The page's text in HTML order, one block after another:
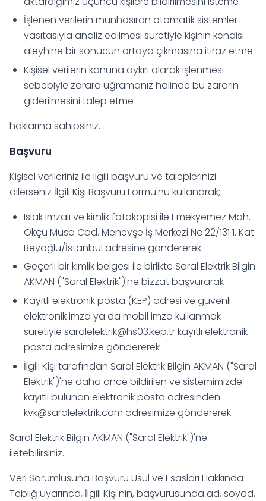
İşlenen verilerin münhasıran otomatik sistemler
vasıtasıyla analiz edilmesi suretiyle kişinin kendisi
aleyhine bir sonucun ortaya çıkmasına itiraz etme
Kişisel verilerin kanuna aykırı olarak işlenmesi
sebebiyle zarara uğramanız halinde bu zararın
giderilmesini talep etme
haklarına sahipsiniz.
Başvuru
Kişisel verileriniz ile ilgili başvuru ve taleplerinizi
dilerseniz İlgili Kişi Başvuru Formu'nu kullanarak;
Islak imzalı ve kimlik fotokopisi ile Emekyemez Mah.
Okçu Musa Cad. Menevşe İş Merkezi No:22/131 1. Kat
Beyoğlu/İstanbul adresine göndererek
Geçerli bir kimlik belgesi ile birlikte Saral Elektrik Bilgin
AKMAN ("Saral Elektrik")'ne bizzat başvurarak
Kayıtlı elektronik posta (KEP) adresi ve güvenli
elektronik imza ya da mobil imza kullanmak
suretiyle saralelektrik@hs03.kep.trkayıtlı elektronik
posta adresimize göndererek
İlgili Kişi tarafından Saral Elektrik Bilgin AKMAN ("Saral
Elektrik")'ne daha önce bildirilen ve sistemimizde
kayıtlı bulunan elektronik posta adresinden
kvk@saralelektrik.com adresimize göndererek
Saral Elektrik Bilgin AKMAN ("Saral Elektrik")'ne
iletebilirsiniz.
Veri Sorumlusuna Başvuru Usul ve Esasları Hakkında
Tebliğ uyarınca, İlgili Kişi'nin, başvurusunda ad, soyad,